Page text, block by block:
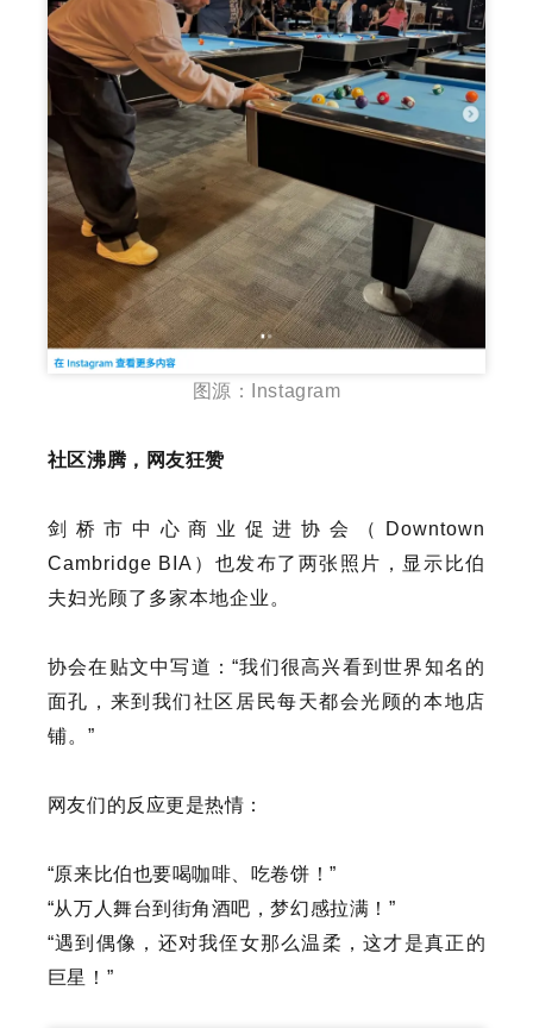
图源：Instagram
社区沸腾，网友狂赞
剑桥市中心商业促进协会（Downtown
Cambridge BIA）也发布了两张照片，显示比伯
夫妇光顾了多家本地企业。
协会在贴文中写道：“我们很高兴看到世界知名的
面孔，来到我们社区居民每天都会光顾的本地店
铺。”
网友们的反应更是热情：
“原来比伯也要喝咖啡、吃卷饼！”
“从万人舞台到街角酒吧，梦幻感拉满！”
“遇到偶像，还对我侄女那么温柔，这才是真正的
巨星！”